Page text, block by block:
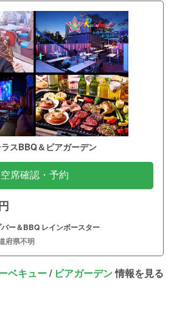
ラスBBQ＆ビアガーデン
空席確認・予約
ー＆BBQ レインボースター
府県不明
ベキュー/ ビアガーデン情報を見る